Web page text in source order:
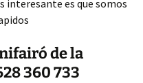
interesante es que somos
de la
360 733